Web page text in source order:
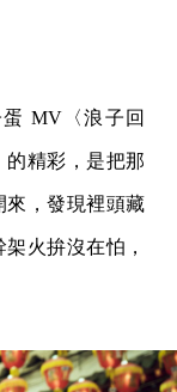
MV〈浪子回
的精彩，是把那
來，發現裡頭藏
火拚沒在怕，